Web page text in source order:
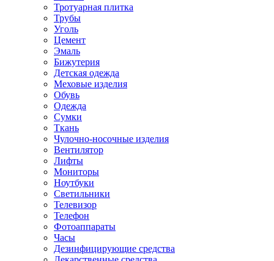
Тротуарная плитка
Трубы
Уголь
Цемент
Эмаль
Бижутерия
Детская одежда
Меховые изделия
Обувь
Одежда
Сумки
Ткань
Чулочно-носочные изделия
Вентилятор
Лифты
Мониторы
Ноутбуки
Светильники
Телевизор
Телефон
Фотоаппараты
Часы
Дезинфицирующие средства